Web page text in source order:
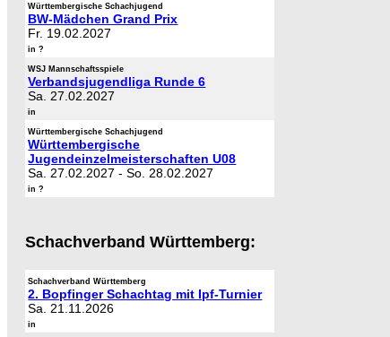
Württembergische Schachjugend
BW-Mädchen Grand Prix
Fr. 19.02.2027
in ?
WSJ Mannschaftsspiele
Verbandsjugendliga Runde 6
Sa. 27.02.2027
in
Württembergische Schachjugend
Württembergische
Jugendeinzelmeisterschaften U08
Sa. 27.02.2027 -So. 28.02.2027
in ?
Schachverband Württemberg:
Schachverband Württemberg
2. Bopfinger Schachtag mit Ipf-Turnier
Sa. 21.11.2026
in